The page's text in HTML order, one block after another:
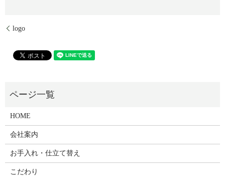
logo
HOME
会社案内
お手入れ・仕立て替え
こだわり